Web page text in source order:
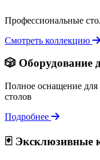
Профессиональные
Смотреть коллекцию
🎲 Оборудование
Полное оснащение для
столов
Подробнее
🃏 Эксклюзивные